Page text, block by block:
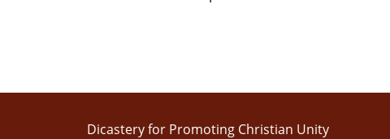
Dicastery for Promoting Christian Unity